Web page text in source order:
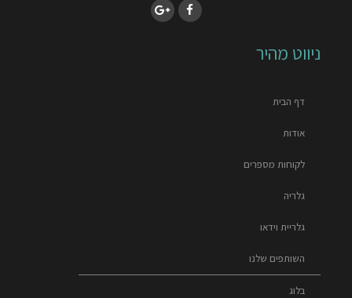
ניווט מהיר
דף הבית
אודות
לקוחות מספרים
גלריה
גלריית וידאו
השותפים שלנו
בלוג